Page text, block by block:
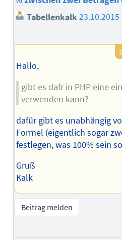
Tabellenkalk23.10.2015
Hallo,
gibt es dafr in PHP eine
verwenden kann?
dafür gibt es unabhängig
Formel (eigentlich sogar
festlegen, was 100% sein
Gruß
Kalk
Beitrag melden